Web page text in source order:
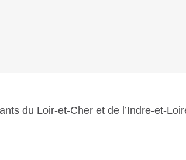
du Loir-et-Cher et de l’Indre-et-